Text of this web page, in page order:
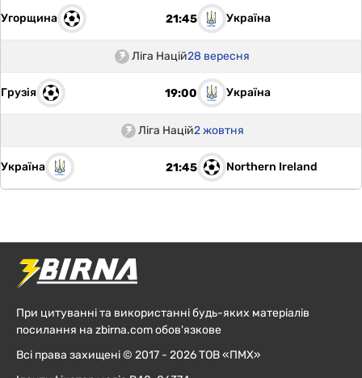
Угорщина 21:45 Україна
Ліга Націй28 вересня
Грузія 19:00 Україна
Ліга Націй2 жовтня
Україна 21:45 Northern Ireland
При цитуванні та використанні будь-яких матеріалів
посилання на zbirna.com обов'язкове
Всі права захищені © 2017 - 2026 ТОВ «ПМХ»